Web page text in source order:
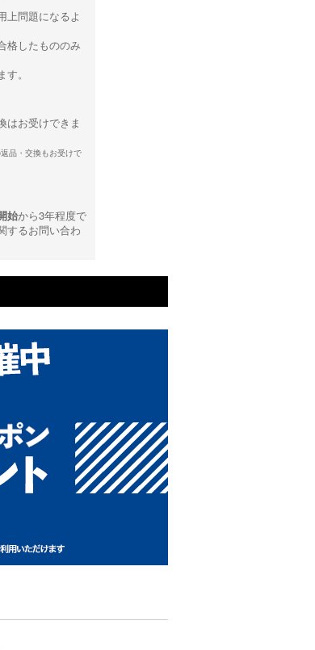
上問題になるよ
格したもののみ
。
はお受けできま
品・交換もお受けで
始から3年程度で
するお問い合わ